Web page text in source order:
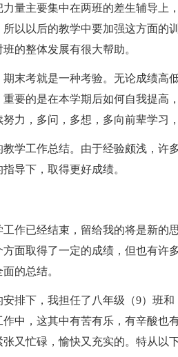
量主要集中在两班的差生辅导上
以以后的教学中要加强这方面的
的整体发展有很大帮助。
末考就是一种考验。无论成绩高
要的是在本学期后如何自我提高
力，多问，多想，多向前辈学习
学工作总结。由于经验颇浅，许
导下，取得更好成绩。
作已经结束，留给我的将是新的
面取得了一定的成绩，但也有许
的总结。
排下，我担任了八年级（9）班
中，这其中有苦有乐，有辛酸也
又忙碌，愉快又充实的。特从以